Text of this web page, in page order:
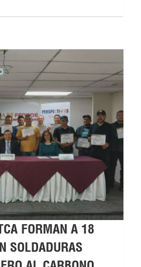
FORMAN A 18
SOLDADURAS